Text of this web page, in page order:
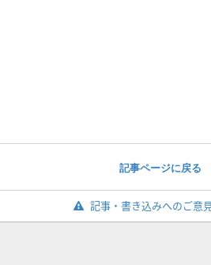
記事ページに戻る
記事・書き込みへのご意